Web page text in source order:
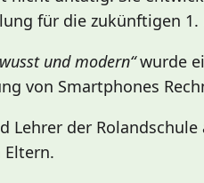
für die zukünftigen 1.
und modern“wurde
von Smartphones
Lehrer der